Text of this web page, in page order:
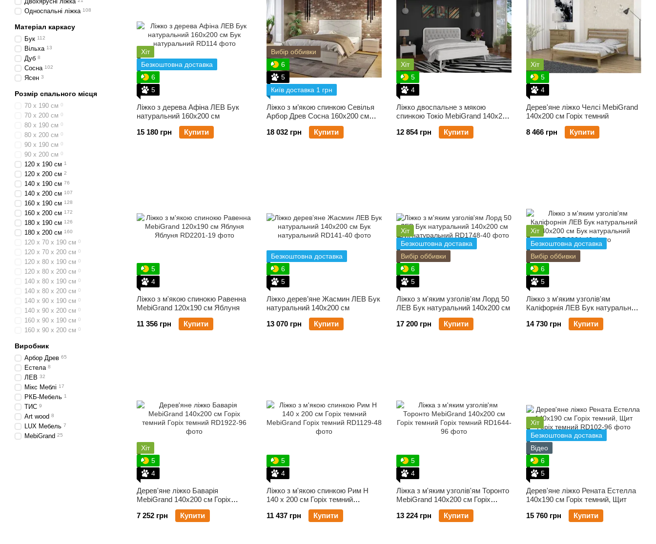
Хіт
Безкоштовна доставка
6
5
Ліжко з дерева Афіна ЛЕВ Бук
натуральний 160x200 см
15 180 грн
Купити
Вибір оббивки
6
5
Київ доставка 1 грн
Ліжко з м’якою спинкою Севілья
Арбор Древ Сосна 160х200 см
18 032 грн
Купити
Хіт
5
4
Ліжко двоспальне з мякою
спинкою Токіо MebiGrand 140х200
см Горіх темний
12 854 грн
Купити
Хіт
5
4
Дерев'яне ліжко Челсі MebiGrand
140х200 см Горіх темний
8 466 грн
Купити
5
4
Ліжко з м'якою спинокю Равенна
MebiGrand 120х190 см Яблуня
11 356 грн
Купити
Безкоштовна доставка
6
5
Ліжко дерев’яне Жасмин ЛЕВ Бук
натуральний 140x200 см
13 070 грн
Купити
Хіт
Безкоштовна доставка
Вибір оббивки
6
5
Ліжко з м'яким узголів'ям Лорд 50
ЛЕВ Бук натуральний 140x200 см
17 200 грн
Купити
Хіт
Безкоштовна доставка
Вибір оббивки
6
5
Ліжко з м'яким узголів'ям
Каліфорнія ЛЕВ Бук натуральний
14 730 грн
Купити
Хіт
5
4
Дерев'яне ліжко Баварія
MebiGrand 140х200 см Горіх
7 252 грн
Купити
5
4
Ліжко з м'якою спинкою Рим Н
140 х 200 см Горіх темний
11 437 грн
Купити
5
4
Ліжка з м'яким узголів'ям Торонто
MebiGrand 140х200 см Горіх
13 224 грн
Купити
Хіт
Безкоштовна доставка
Відео
6
5
Дерев'яне ліжко Рената Естелла
140х190 см Горіх темний, Щит
15 760 грн
Купити
Односпальні ліжка 108
Матеріал каркасу
Бук 112
Вільха 13
Дуб 8
Сосна 102
Ясен 3
Розмір спального місця
70 х 190 см 0
70 х 200 см 0
80 х 190 см 0
80 х 200 см 0
90 х 190 см 0
90 х 200 см 0
120 х 190 см 1
120 х 200 см 2
140 х 190 см 76
140 х 200 см 107
160 х 190 см 128
160 х 200 см 172
180 х 190 см 126
180 х 200 см 160
120 х 70 х 190 см 0
120 х 70 х 200 см 0
120 х 80 х 190 см 0
120 х 80 х 200 см 0
140 х 80 х 190 см 0
140 х 80 х 200 см 0
140 х 90 х 190 см 0
140 х 90 х 200 см 0
160 х 90 х 190 см 0
160 х 90 х 200 см 0
Виробник
Арбор Древ 65
Естела 8
ЛЕВ 32
Мікс Меблі 17
РКБ-Мебель 1
ТИС 9
Art wood 8
LUX Мебель 7
MebiGrand 25